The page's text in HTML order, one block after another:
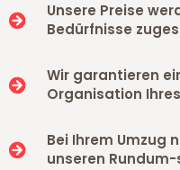
Unsere Preise
Bedürfnisse
Wir garantieren
Organisation
Bei Ihrem Umzug
unseren